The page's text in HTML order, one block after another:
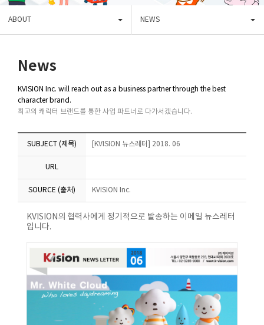
ABOUT NEWS
News
KVISION Inc. will reach out as a business partner through the best
character brand.
최고의 캐릭터 브랜드를 통한 사업 파트너로 다가서겠습니다.
SUBJECT (제목) [KVISION 뉴스레터] 2018. 06
URL
SOURCE (출처) KVISION Inc.
KVISION의 협력사에게 정기적으로 발송하는 이메일 뉴스레터
입니다.